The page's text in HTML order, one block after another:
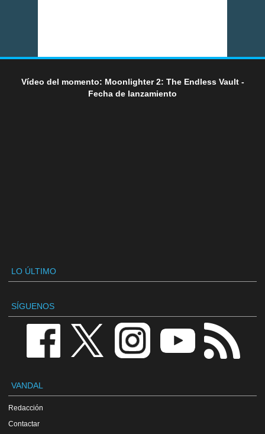
Vídeo del momento: Moonlighter 2: The Endless Vault -
Fecha de lanzamiento
LO ÚLTIMO
SÍGUENOS
VANDAL
Redacción
Contactar